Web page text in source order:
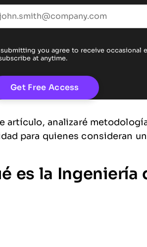
submitting you agree to receive occasional
at anytime.
artículo, analizaré
para quienes consideran
es la Ingeniería